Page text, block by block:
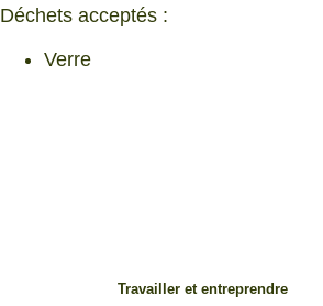
Déchets acceptés :
Verre
Travailler et entreprendre